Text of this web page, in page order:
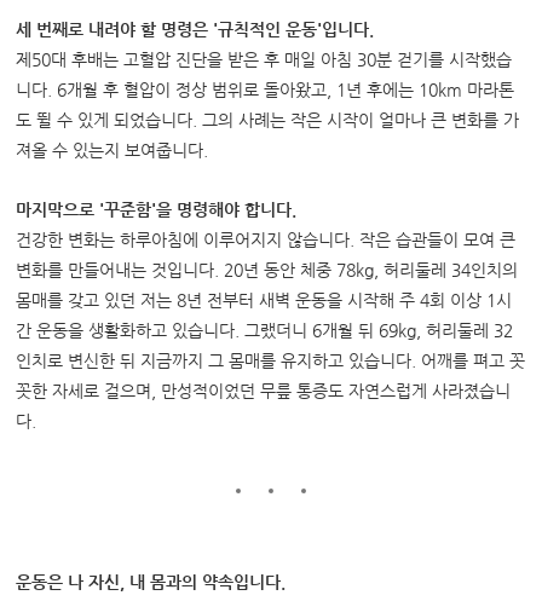
세 번째로 내려야 할 명령은 '규칙적인 운동'입니다.
제50대 후배는 고혈압 진단을 받은 후 매일 아침 30분 걷기를 시작했습
니다. 6개월 후 혈압이 정상 범위로 돌아왔고, 1년 후에는 10km 마라톤
도 뛸 수 있게 되었습니다. 그의 사례는 작은 시작이 얼마나 큰 변화를 가
져올 수 있는지 보여줍니다.
마지막으로 '꾸준함'을 명령해야 합니다.
건강한 변화는 하루아침에 이루어지지 않습니다. 작은 습관들이 모여 큰
변화를 만들어내는 것입니다. 20년 동안 체중 78kg, 허리둘레 34인치의
몸매를 갖고 있던 저는 8년 전부터 새벽 운동을 시작해 주 4회 이상 1시
간 운동을 생활화하고 있습니다. 그랬더니 6개월 뒤 69kg, 허리둘레 32
인치로 변신한 뒤 지금까지 그 몸매를 유지하고 있습니다. 어깨를 펴고 꼿
꼿한 자세로 걸으며, 만성적이었던 무릎 통증도 자연스럽게 사라졌습니
다.
운동은 나 자신, 내 몸과의 약속입니다.